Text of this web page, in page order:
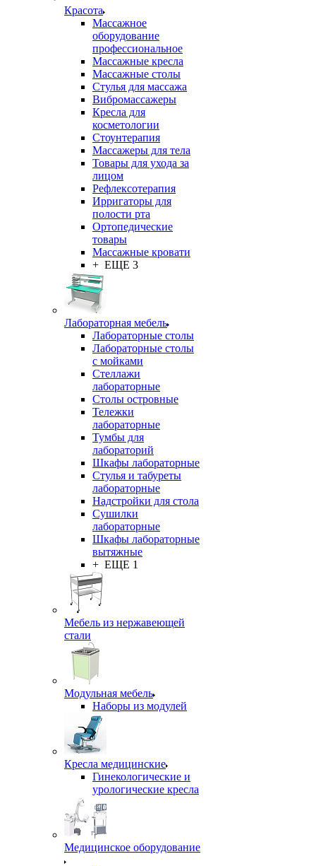
Красота
Массажное
оборудование
профессиональное
Массажные кресла
Массажные столы
Стулья для массажа
Вибромассажеры
Кресла для
косметологии
Стоунтерапия
Массажеры для тела
Товары для ухода за
лицом
Рефлексотерапия
Ирригаторы для
полости рта
Ортопедические
товары
Массажные кровати
+ ЕЩЕ 3
Лабораторная мебель
Лабораторные столы
Лабораторные столы
с мойками
Стеллажи
лабораторные
Столы островные
Тележки
лабораторные
Тумбы для
лабораторий
Шкафы лабораторные
Стулья и табуреты
лабораторные
Надстройки для стола
Сушилки
лабораторные
Шкафы лабораторные
вытяжные
+ ЕЩЕ 1
Мебель из нержавеющей
стали
Модульная мебель
Наборы из модулей
Кресла медицинские
Гинекологические и
урологические кресла
Медицинское оборудование